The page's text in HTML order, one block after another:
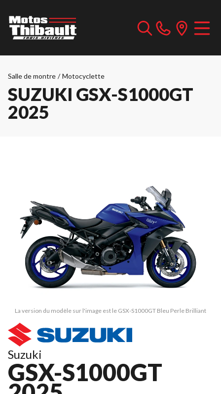
Salle de montre / Motocyclette
SUZUKI GSX-S1000GT
2025
La version du modèle sur l'image est le GSX-S1000GT Bleu Perle Brilliant
Suzuki
GSX-S1000GT